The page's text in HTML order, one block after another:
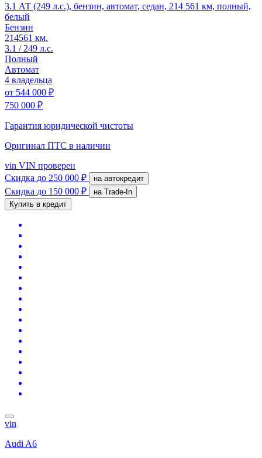
3.1 АТ (249 л.с.), бензин, автомат, седан, 214 561 км, полный,
белый
Бензин
214561 км.
3.1 / 249 л.с.
Полный
Автомат
4 владельца
от 544 000 ₽
750 000 ₽
Гарантия юридической чистоты
Оригинал ПТС в наличии
vin VIN проверен
Скидка до 250 000 ₽ на автокредит
Скидка до 150 000 ₽
на Trade-In
Купить в кредит
vin
Audi A6